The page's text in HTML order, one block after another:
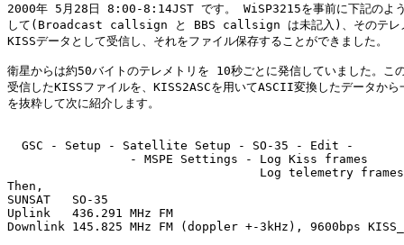
2000年 5月28日 8:00-8:14JST です。 WiSP3215を事前に下記のよ
して(Broadcast callsign と BBS callsign は未記入)、そのテレ
KISSデータとして受信し、それをファイル保存することができました。
衛星からは約50バイトのテレメトリを 10秒ごとに発信していました。こ
受信したKISSファイルを、KISS2ASCを用いてASCII変換したデータから
を抜粋して次に紹介します。
  GSC - Setup - Satellite Setup - SO-35 - Edit -
                 - MSPE Settings - Log Kiss frames
Log telemetry
Then,
SUNSAT   SO-35
Uplink   436.291 MHz FM
Downlink 145.825 MHz FM (doppler +-3kHz), 9600bps